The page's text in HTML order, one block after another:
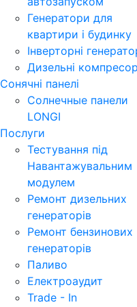
Генератори для
квартири і будинку
Інверторні
Дизельні
Сонячні панелі
Солнечные панели
LONGI
Послуги
Тестування під
Навантажувальним
модулем
Ремонт дизельних
генераторів
Ремонт бензинових
генераторів
Паливо
Електроаудит
Trade - In